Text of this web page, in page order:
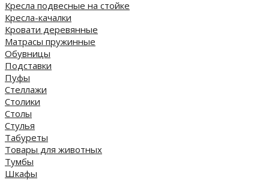
Кресла подвесные на стойке
Кресла-качалки
Кровати деревянные
Матрасы пружинные
Обувницы
Подставки
Пуфы
Стеллажи
Столики
Столы
Стулья
Табуреты
Товары для животных
Тумбы
Шкафы